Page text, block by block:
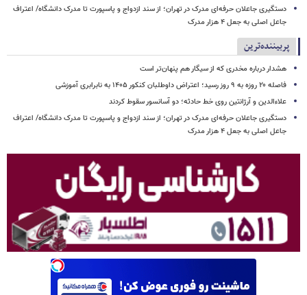
دستگیری جاعلان حرفه‌ای مدرک در تهران؛ از سند ازدواج و پاسپورت تا مدرک دانشگاه/ اعتراف
جاعل اصلی به جعل ۴ هزار مدرک
پربیننده‌ترین
هشدار درباره مخدری که از سیگار هم پنهان‌تر است
فاصله ۲۰ روزه به ۹ روز رسید؛ اعتراض داوطلبان کنکور ۱۴۰۵ به نابرابری آموزشی
علاءالدین و آرژانتین روی خط حادثه؛ دو آسانسور سقوط کردند
دستگیری جاعلان حرفه‌ای مدرک در تهران؛ از سند ازدواج و پاسپورت تا مدرک دانشگاه/ اعتراف
جاعل اصلی به جعل ۴ هزار مدرک